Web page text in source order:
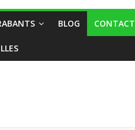
BLOG CONTACT